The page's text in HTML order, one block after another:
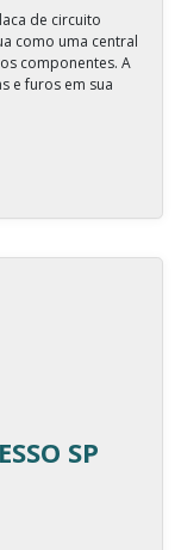
de circuito
como uma central
componentes. A
e furos em sua
SP